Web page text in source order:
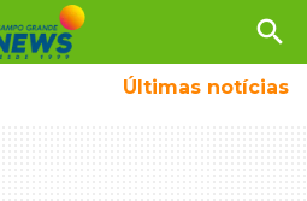
search
Últimas notícias